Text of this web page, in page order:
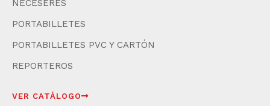
NECESERES
PORTABILLETES
PORTABILLETES PVC Y CARTÓN
REPORTEROS
VER CATÁLOGO